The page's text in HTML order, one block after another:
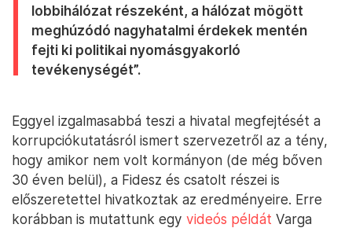
lobbihálózat részeként, a hálózat mögött
meghúzódó nagyhatalmi érdekek mentén
fejti ki politikai nyomásgyakorló
tevékenységét”.
Eggyel izgalmasabbá teszi a hivatal megfejtését a
korrupciókutatásról ismert szervezetről az a tény,
hogy amikor nem volt kormányon (de még bőven
30 éven belül), a Fidesz és csatolt részei is
előszeretettel hivatkoztak az eredményeire. Erre
korábban is mutattunk egy videós példát Varga